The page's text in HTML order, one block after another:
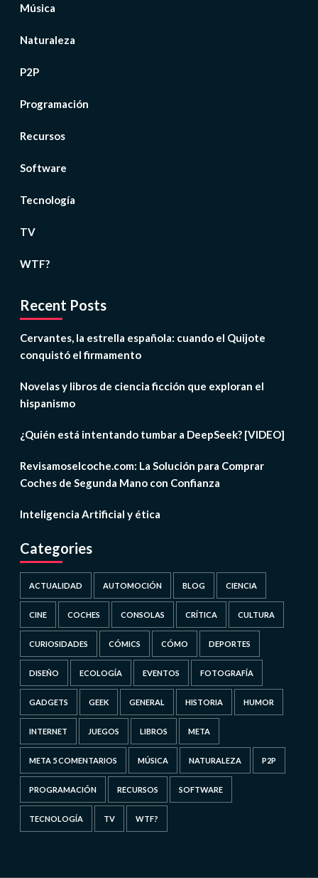
Música
Naturaleza
P2P
Programación
Recursos
Software
Tecnología
TV
WTF?
Recent Posts
Cervantes, la estrella española: cuando el Quijote
conquistó el firmamento
Novelas y libros de ciencia ficción que exploran el
hispanismo
¿Quién está intentando tumbar a DeepSeek? [VIDEO]
Revisamoselcoche.com: La Solución para Comprar
Coches de Segunda Mano con Confianza
Inteligencia Artificial y ética
Categories
ACTUALIDAD AUTOMOCIÓN BLOG CIENCIA
CINE COCHES CONSOLAS CRÍTICA CULTURA
CURIOSIDADES CÓMICS CÓMO DEPORTES
DISEÑO ECOLOGÍA EVENTOS FOTOGRAFÍA
GADGETS GEEK GENERAL HISTORIA HUMOR
INTERNET JUEGOS LIBROS META
META 5 COMENTARIOS MÚSICA NATURALEZA P2P
PROGRAMACIÓN RECURSOS SOFTWARE
TECNOLOGÍA TV WTF?